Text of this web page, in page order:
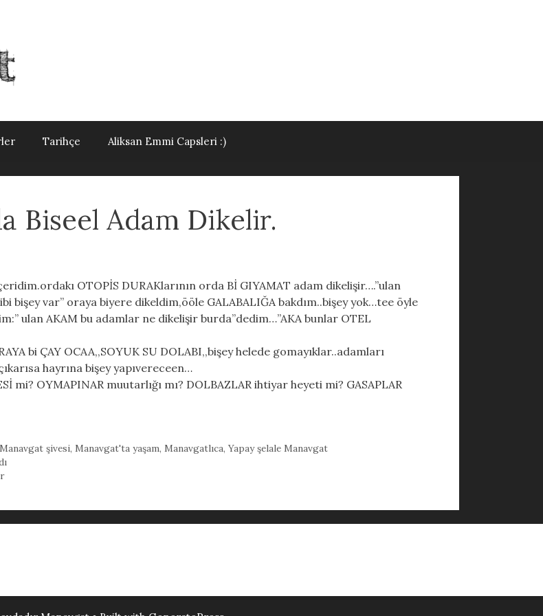
Tarihçe Aliksan Emmi Capsleri :)
Biseel Adam Dikelir.
OTOPİS DURAKlarının orda Bİ GIYAMAT adam dikelişir….”ulan
bişey var” oraya biyere dikeldim,ööle GALABALIĞA bakdım..bişey yok…tee öyle
ulan AKAM bu adamlar ne dikelişir burda”dedim…”AKA bunlar OTEL
bi ÇAY OCAA,,SOYUK SU DOLABI,,bişey helede gomayıklar..adamları
hayrına bişey yapıvereceen…
mi? OYMAPINAR muutarlığı mı? DOLBAZLAR ihtiyar heyeti mi? GASAPLAR
Manavgat şivesi,Manavgat'ta yaşam,Manavgatlıca,Yapay şelale Manavgat